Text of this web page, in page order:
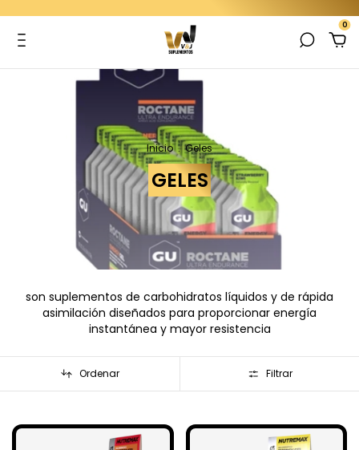
0
Inicio . Geles
GELES
son suplementos de carbohidratos líquidos y de rápida
asimilación diseñados para proporcionar energía
instantánea y mayor resistencia
Ordenar Filtrar